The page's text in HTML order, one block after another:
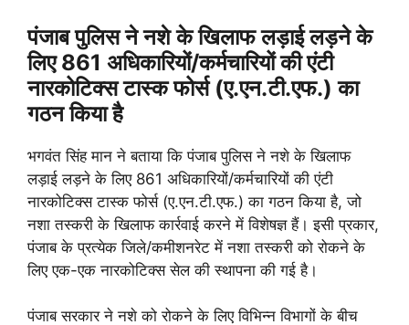
पंजाब पुलिस ने नशे के खिलाफ लड़ाई लड़ने के
लिए 861 अधिकारियों/कर्मचारियों की एंटी
नारकोटिक्स टास्क फोर्स (ए.एन.टी.एफ.) का
गठन किया है
भगवंत सिंह मान ने बताया कि पंजाब पुलिस ने नशे के खिलाफ
लड़ाई लड़ने के लिए 861 अधिकारियों/कर्मचारियों की एंटी
नारकोटिक्स टास्क फोर्स (ए.एन.टी.एफ.) का गठन किया है, जो
नशा तस्करी के खिलाफ कार्रवाई करने में विशेषज्ञ हैं। इसी प्रकार,
पंजाब के प्रत्येक जिले/कमीशनरेट में नशा तस्करी को रोकने के
लिए एक-एक नारकोटिक्स सेल की स्थापना की गई है।
पंजाब सरकार ने नशे को रोकने के लिए विभिन्न विभागों के बीच